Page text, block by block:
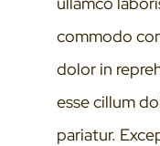
commodo
dolor in
esse cillum
pariatur.